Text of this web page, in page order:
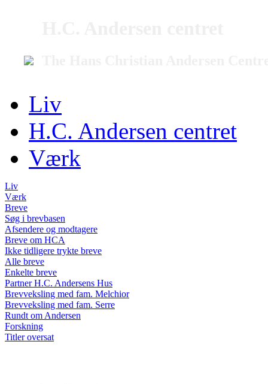
Liv
H.C. Andersen centret
Værk
Liv
Værk
Breve
Søg i brevbasen
Afsendere og modtagere
Breve om HCA
Ikke tidligere trykte breve
Alle breve
Enkelte breve
Partner H.C. Andersens Hus
Brevveksling med fam. Melchior
Brevveksling med fam. Serre
Rundt om Andersen
Forskning
Titler oversat